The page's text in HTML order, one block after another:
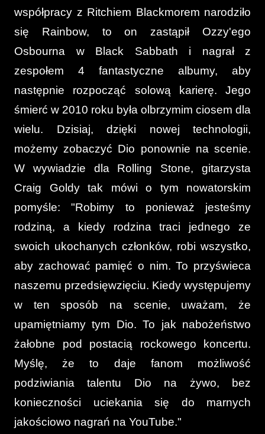
współpracy z Ritchiem Blackmorem narodziło
się Rainbow, to on zastąpił Ozzy'ego
Osbourna w Black Sabbath i nagrał z
zespołem 4 fantastyczne albumy, aby
następnie rozpocząć solową karierę. Jego
śmierć w 2010 roku była olbrzymim ciosem dla
wielu. Dzisiaj, dzięki nowej technologii,
możemy zobaczyć Dio ponownie na scenie.
W wywiadzie dla Rolling Stone, gitarzysta
Craig Goldy tak mówi o tym nowatorskim
pomyśle: "Robimy to ponieważ jesteśmy
rodziną, a kiedy rodzina traci jednego ze
swoich ukochanych członków, robi wszystko,
aby zachować pamięć o nim. To przyświeca
naszemu przedsięwzięciu. Kiedy występujemy
w ten sposób na scenie, uważam, że
upamiętniamy tym Dio. To jak nabożeństwo
żałobne pod postacią rockowego koncertu.
Myślę, że to daje fanom możliwość
podziwiania talentu Dio na żywo, bez
konieczności uciekania się do marnych
jakościowo nagrań na YouTube."